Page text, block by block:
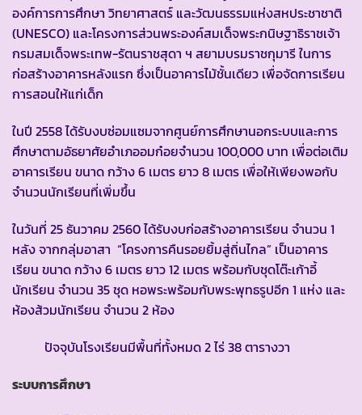
องค์การการศึกษา วิทยาศาสตร์ และวัฒนธรรมแห่งสหประชาชาติ
(UNESCO) และโครงการส่วนพระองค์สมเด็จพระกนิษฐาธิราชเจ้า
กรมสมเด็จพระเทพ-รัตนราชสุดา ฯ สยามบรมราชกุมารี ในการ
ก่อสร้างอาคารหลังแรก ซึ่งเป็นอาคารไม้ชั้นเดียว เพื่อจัดการเรียน
การสอนให้แก่เด็ก
ในปี 2558 ได้รับงบซ่อมแซมจากศูนย์การศึกษานอกระบบและการ
ศึกษาตามอัธยาศัยอำเภออมก๋อยจำนวน 100,000 บาท เพื่อต่อเติม
อาคารเรียน ขนาด กว้าง 6 เมตร ยาว 8 เมตร เพื่อให้เพียงพอกับ
จำนวนนักเรียนที่เพิ่มขึ้น
ในวันที่ 25 ธันวาคม 2560 ได้รับงบก่อสร้างอาคารเรียน จำนวน 1
หลัง จากกลุ่มอาสา “โครงการคืนรอยยิ้มสู่ถิ่นไกล” เป็นอาคาร
เรียน ขนาด กว้าง 6 เมตร ยาว 12 เมตร พร้อมกับชุดโต๊ะเก้าอี้
นักเรียน จำนวน 35 ชุด หอพระพร้อมกับพระพุทธรูปอีก 1 แห่ง และ
ห้องส้วมนักเรียน จำนวน 2 ห้อง
ปัจจุบันโรงเรียนมีพื้นที่ทั้งหมด 2 ไร่ 38 ตารางวา
ระบบการศึกษา